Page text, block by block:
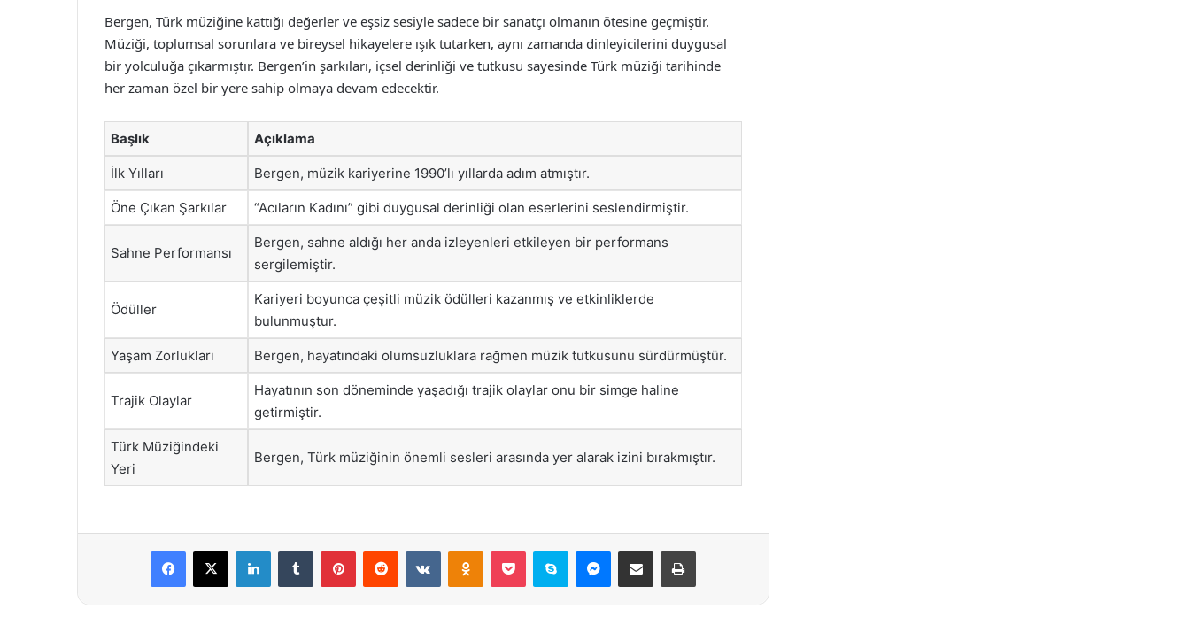
Bergen, Türk müziğine kattığı değerler ve eşsiz sesiyle sadece bir sanatçı olmanın ötesine geçmiştir.
Müziği, toplumsal sorunlara ve bireysel hikayelere ışık tutarken, aynı zamanda dinleyicilerini duygusal
bir yolculuğa çıkarmıştır. Bergen’in şarkıları, içsel derinliği ve tutkusu sayesinde Türk müziği tarihinde
her zaman özel bir yere sahip olmaya devam edecektir.
Başlık Açıklama
İlk Yılları Bergen, müzik kariyerine 1990’lı yıllarda adım atmıştır.
Öne Çıkan Şarkılar “Acıların Kadını” gibi duygusal derinliği olan eserlerini seslendirmiştir.
Sahne Performansı
Bergen, sahne aldığı her anda izleyenleri etkileyen bir performans
sergilemiştir.
Ödüller
Kariyeri boyunca çeşitli müzik ödülleri kazanmış ve etkinliklerde
bulunmuştur.
Yaşam Zorlukları Bergen, hayatındaki olumsuzluklara rağmen müzik tutkusunu sürdürmüştür.
Trajik Olaylar
Hayatının son döneminde yaşadığı trajik olaylar onu bir simge haline
getirmiştir.
Türk Müziğindeki
Yeri
Bergen, Türk müziğinin önemli sesleri arasında yer alarak izini bırakmıştır.
Facebook
X LinkedInTumblr PinterestReddit VKontakteOdnoklassniki
Pocket Skype Messenger
E-Posta ile paylaş Yazdır